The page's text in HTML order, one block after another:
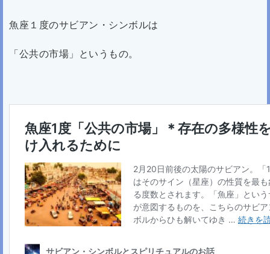
魚座１度のサビアン・シンボルは
「公共の市場」というもの。